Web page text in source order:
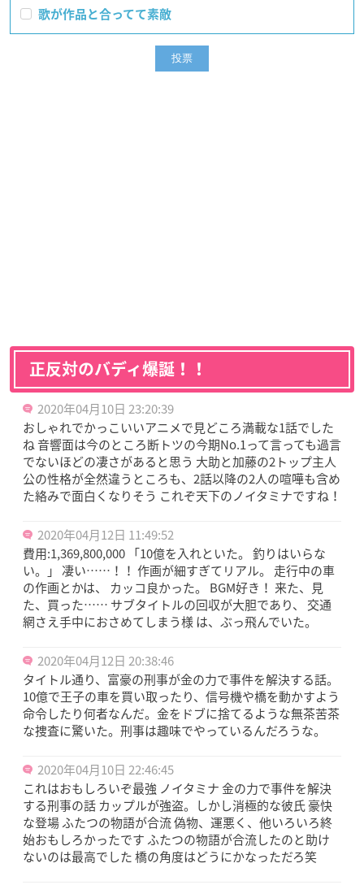
歌が作品と合ってて素敵
正反対のバディ爆誕！！
2020年04月10日 23:20:39
おしゃれでかっこいいアニメで見どころ満載な1話でした
ね 音響面は今のところ断トツの今期No.1って言っても過言
でないほどの凄さがあると思う 大助と加藤の2トップ主人
公の性格が全然違うところも、2話以降の2人の喧嘩も含め
た絡みで面白くなりそう これぞ天下のノイタミナですね！
2020年04月12日 11:49:52
費用:1,369,800,000 「10億を入れといた。 釣りはいらな
い。」 凄い……！！ 作画が細すぎてリアル。 走行中の車
の作画とかは、 カッコ良かった。 BGM好き！ 来た、見
た、買った…… サブタイトルの回収が大胆であり、 交通
網さえ手中におさめてしまう様 は、ぶっ飛んでいた。
2020年04月12日 20:38:46
タイトル通り、富豪の刑事が金の力で事件を解決する話。
10億で王子の車を買い取ったり、信号機や橋を動かすよう
命令したり何者なんだ。金をドブに捨てるような無茶苦茶
な捜査に驚いた。刑事は趣味でやっているんだろうな。
2020年04月10日 22:46:45
これはおもしろいぞ最強 ノイタミナ 金の力で事件を解決
する刑事の話 カップルが強盗。しかし消極的な彼氏 豪快
な登場 ふたつの物語が合流 偽物、運悪く、他いろいろ終
始おもしろかったです ふたつの物語が合流したのと助け
ないのは最高でした 橋の角度はどうにかなっただろ笑